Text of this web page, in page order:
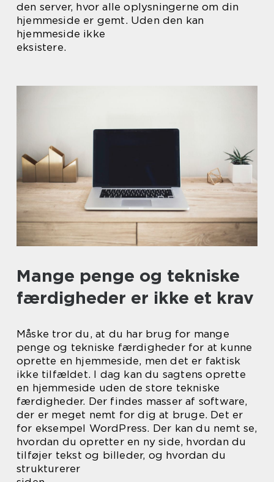
den server, hvor alle oplysningerne om din
hjemmeside er gemt. Uden den kan
hjemmeside ikke
eksistere.
Mange penge og tekniske
færdigheder er ikke et krav
Måske tror du, at du har brug for mange
penge og tekniske færdigheder for at kunne
oprette en hjemmeside, men det er faktisk
ikke tilfældet. I dag kan du sagtens oprette
en hjemmeside uden de store tekniske
færdigheder. Der findes masser af software,
der er meget nemt for dig at bruge. Det er
for eksempel WordPress. Der kan du nemt se,
hvordan du opretter en ny side, hvordan du
tilføjer tekst og billeder, og hvordan du
strukturerer